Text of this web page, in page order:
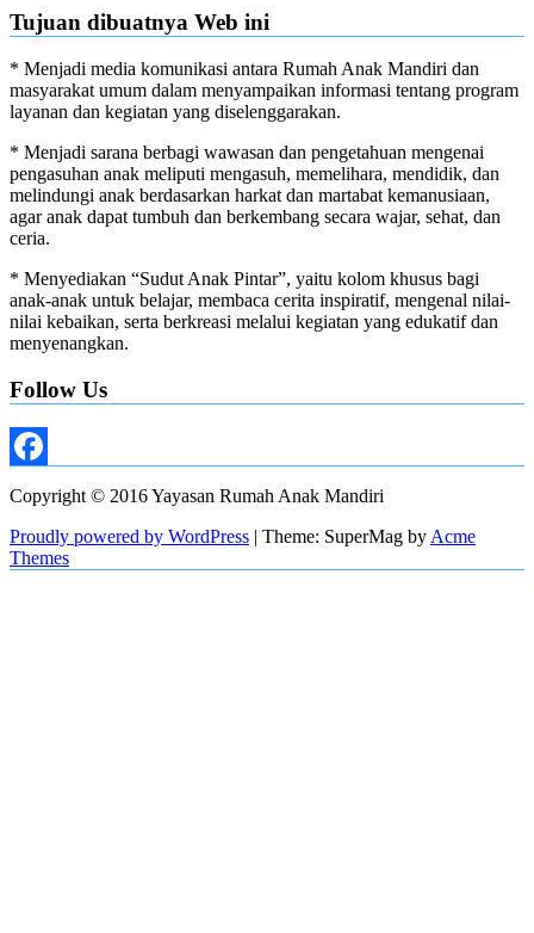
Tujuan dibuatnya Web ini
* Menjadi media komunikasi antara Rumah Anak Mandiri dan
masyarakat umum dalam menyampaikan informasi tentang program
layanan dan kegiatan yang diselenggarakan.
* Menjadi sarana berbagi wawasan dan pengetahuan mengenai
pengasuhan anak meliputi mengasuh, memelihara, mendidik, dan
melindungi anak berdasarkan harkat dan martabat kemanusiaan,
agar anak dapat tumbuh dan berkembang secara wajar, sehat, dan
ceria.
* Menyediakan “Sudut Anak Pintar”, yaitu kolom khusus bagi
anak-anak untuk belajar, membaca cerita inspiratif, mengenal nilai-
nilai kebaikan, serta berkreasi melalui kegiatan yang edukatif dan
menyenangkan.
Follow Us
Copyright © 2016 Yayasan Rumah Anak Mandiri
Proudly powered by WordPress | Theme: SuperMag by Acme
Themes